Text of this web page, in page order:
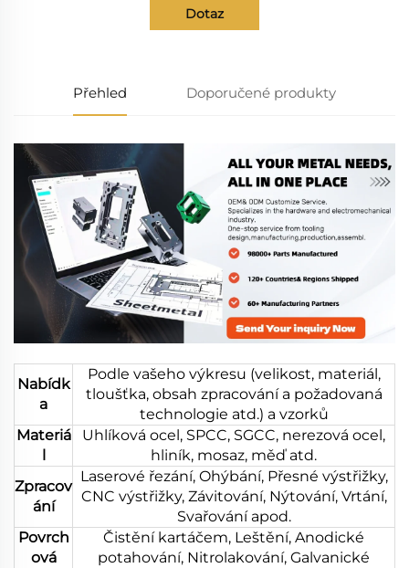
Dotaz
Přehled Doporučené produkty
Nabídk
a
Podle vašeho výkresu (velikost, materiál,
tloušťka, obsah zpracování a požadovaná
technologie atd.) a vzorků
Materiá
l
Uhlíková ocel, SPCC, SGCC, nerezová ocel,
hliník, mosaz, měď atd.
Zpracov
ání
Laserové řezání, Ohýbání, Přesné výstřižky,
CNC výstřižky, Závitování, Nýtování, Vrtání,
Svařování apod.
Povrch
ová
Čistění kartáčem, Leštění, Anodické
potahování, Nitrolakování, Galvanické